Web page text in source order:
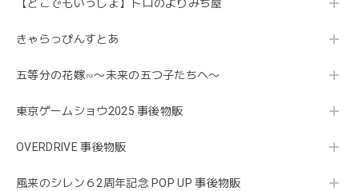
【どこでもいっしょ】トロのよりみち屋
きゃらっぴんすとあ
五等分の花嫁∽〜未来の五つ子たちへ〜
東京ゲームショウ2025 事後物販
OVERDRIVE 事後物販
風来のシレン６2周年記念 POP UP 事後物販